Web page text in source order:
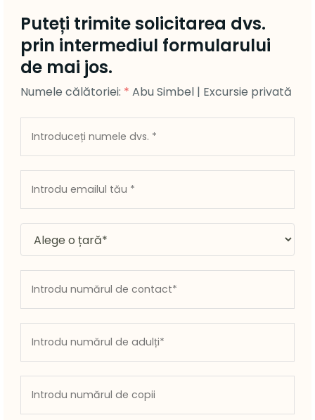
Puteți trimite solicitarea dvs.
prin intermediul formularului
de mai jos.
Numele călătoriei: * Abu Simbel | Excursie privată